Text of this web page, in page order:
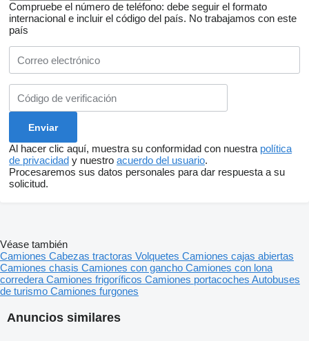
Compruebe el número de teléfono: debe seguir el formato
internacional e incluir el código del país. No trabajamos con este
país
Al hacer clic aquí, muestra su conformidad con nuestra política
de privacidad y nuestro acuerdo del usuario.
Procesaremos sus datos personales para dar respuesta a su
solicitud.
Anuncios similares
Véase también
Camiones Cabezas tractoras Volquetes Camiones cajas abiertas
Camiones chasis Camiones con gancho Camiones con lona
corredera Camiones frigoríficos Camiones portacoches Autobuses
de turismo Camiones furgones